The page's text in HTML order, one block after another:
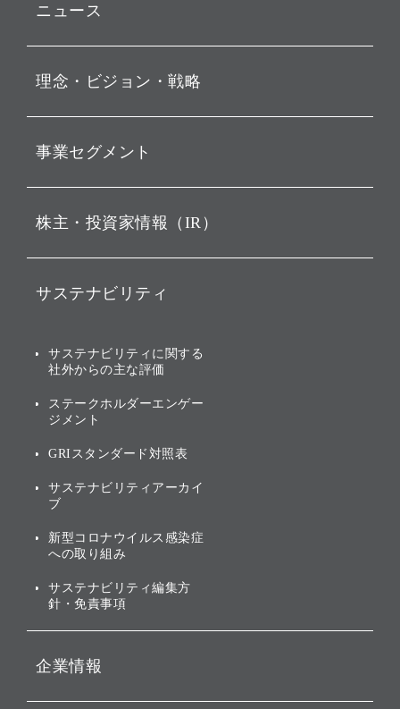
ニュース
お知らせ
動画配信
理念・ビジョン・戦略
経営理念
ビジョン
戦略
バリュー
ソフトバンクグループの歩
[AI] What dreams are made
事業セグメント
ソフトバンク・ビジョン・
その他
グループ企業一覧
株主・投資家情報（IR）
IRカレンダー
業績・財務
アニュアルレポート
株主・投資家情報（IR）に
サステナビリティ
トップメッセージ
サステナビリティの考え方
ガバナンス
投資先のサステナビリティ
サステナビリティに関する
社外からの主な評価
ステークホルダーエンゲー
ジメント
GRIスタンダード対照表
サステナビリティアーカイ
ブ
新型コロナウイルス感染症
への取り組み
サステナビリティ編集方
針・免責事項
企業情報